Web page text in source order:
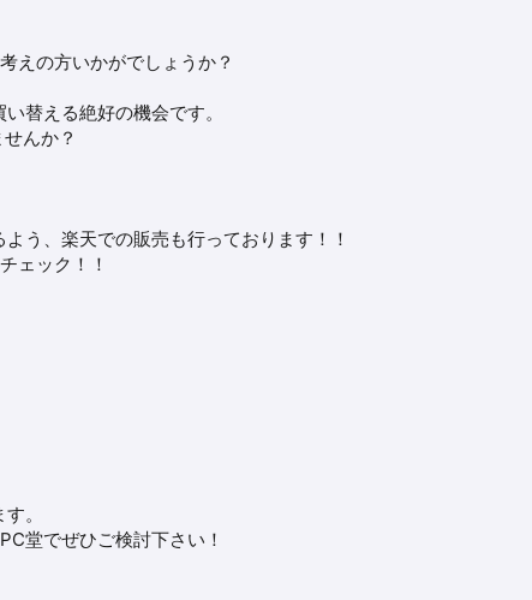
えの方いかがでしょうか？
替える絶好の機会です。
んか？
う、楽天での販売も行っております！！
ェック！！
。
堂でぜひご検討下さい！